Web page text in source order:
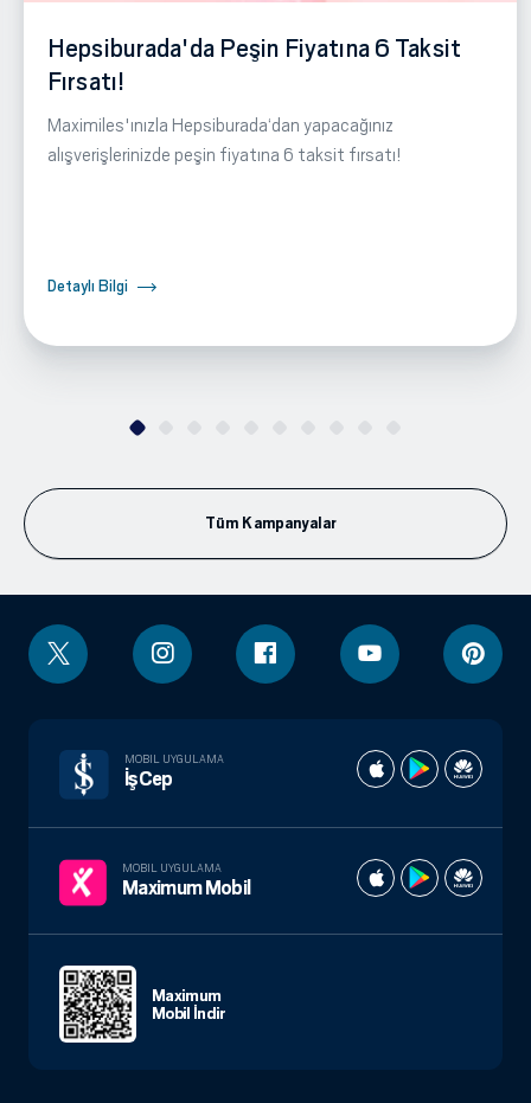
Hepsiburada'da Peşin Fiyatına 6 Taksit
Fırsatı!
Maximiles'ınızla Hepsiburada‘dan yapacağınız
alışverişlerinizde peşin fiyatına 6 taksit fırsatı!
Detaylı Bilgi
Tüm Kampanyalar
MOBIL UYGULAMA
İşCep
MOBIL UYGULAMA
Maximum Mobil
Maximum
Mobil İndir